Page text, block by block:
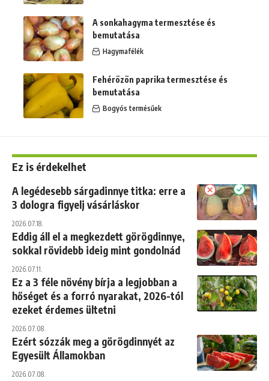
A sonkahagyma termesztése és
bemutatása
Hagymafélék
Fehérözön paprika termesztése és
bemutatása
Bogyós termésűek
Ez is érdekelhet
A legédesebb sárgadinnye titka: erre a
3 dologra figyelj vásárláskor
2026.07.18.
Eddig áll el a megkezdett görögdinnye,
sokkal rövidebb ideig mint gondolnád
2026.07.11.
Ez a 3 féle növény bírja a legjobban a
hőséget és a forró nyarakat, 2026-tól
ezeket érdemes ültetni
2026.07.08.
Ezért sózzák meg a görögdinnyét az
Egyesült Államokban
2026.07.08.